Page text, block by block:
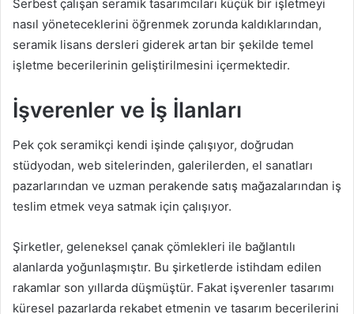
Serbest çalışan seramik tasarımcıları küçük bir işletmeyi
nasıl yöneteceklerini öğrenmek zorunda kaldıklarından,
seramik lisans dersleri giderek artan bir şekilde temel
işletme becerilerinin geliştirilmesini içermektedir.
İşverenler ve İş İlanları
Pek çok seramikçi kendi işinde çalışıyor, doğrudan
stüdyodan, web sitelerinden, galerilerden, el sanatları
pazarlarından ve uzman perakende satış mağazalarından iş
teslim etmek veya satmak için çalışıyor.
Şirketler, geleneksel çanak çömlekleri ile bağlantılı
alanlarda yoğunlaşmıştır. Bu şirketlerde istihdam edilen
rakamlar son yıllarda düşmüştür. Fakat işverenler tasarımı
küresel pazarlarda rekabet etmenin ve tasarım becerilerini